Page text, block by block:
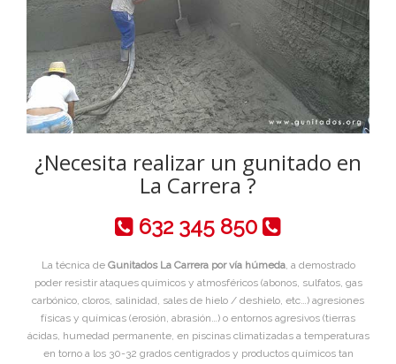
¿Necesita realizar un gunitado en
La Carrera ?
632 345 850
La técnica de Gunitados La Carrera por vía húmeda, a demostrado
poder resistir ataques químicos y atmosféricos (abonos, sulfatos, gas
carbónico, cloros, salinidad, sales de hielo / deshielo, etc…) agresiones
físicas y químicas (erosión, abrasión…) o entornos agresivos (tierras
ácidas, humedad permanente, en piscinas climatizadas a temperaturas
en torno a los 30-32 grados centigrados y productos químicos tan